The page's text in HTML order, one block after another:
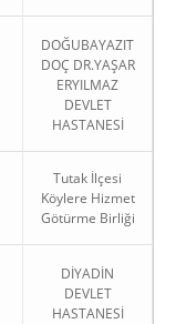
DOĞUBAYAZIT
DOÇ DR.YAŞAR
ERYILMAZ
DEVLET
HASTANESİ
Tutak İlçesi
Köylere Hizmet
Götürme Birliği
DİYADİN
DEVLET
HASTANESİ